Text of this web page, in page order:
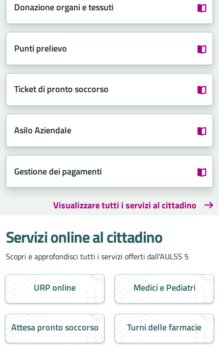
Donazione organi e tessuti
Punti prelievo
Ticket di pronto soccorso
Asilo Aziendale
Gestione dei pagamenti
Visualizzare tutti i servizi al cittadino
Servizi online al cittadino
Scopri e approfondisci tutti i servizi offerti dall'AULSS 5
URP online Medici e Pediatri
Attesa pronto soccorso Turni delle farmacie